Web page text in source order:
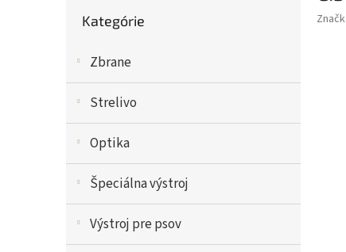
a
kategórie
Kategórie
Zbrane
Strelivo
Optika
Špeciálna výstroj
Výstroj pre psov